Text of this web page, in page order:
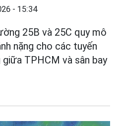
- 15:34
25B và 25C quy mô
nặng cho các tuyến
TPHCM và sân bay